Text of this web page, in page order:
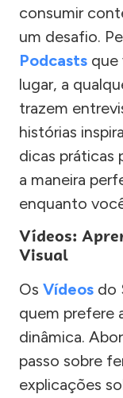
consumir
um desafio.
Podcasts que
lugar, a
trazem
histórias
dicas práticas
a maneira
enquanto
Vídeos:
Visual
Os Vídeos do
quem prefere
dinâmica.
passo sobre
explicações